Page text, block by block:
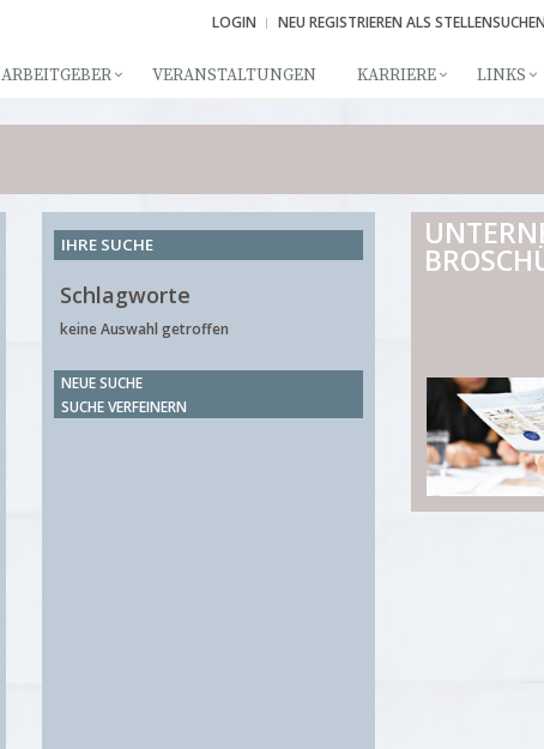
LOGIN NEU REGISTRIEREN ALS
ARBEITGEBER VERANSTALTUNGEN KARRIERE LINKS
IHRE SUCHE
Schlagworte
keine Auswahl getroffen
NEUE SUCHE
SUCHE VERFEINERN